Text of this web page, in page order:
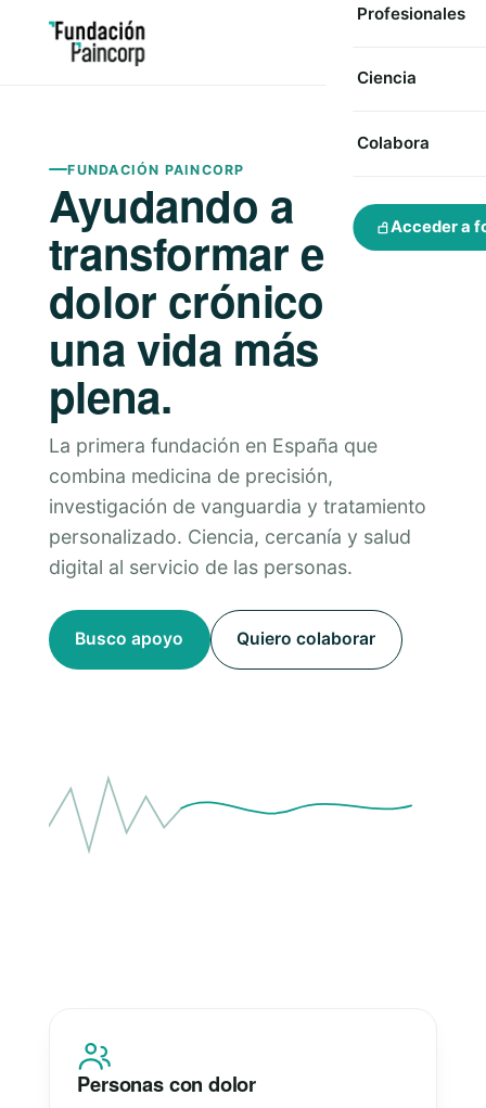
Profesionales
Ciencia
Colabora
Acceder a
FUNDACIÓN PAINCORP
Ayudando a
transformar el
dolor crónico en
una vida más
plena.
La primera fundación en España que
combina medicina de precisión,
investigación de vanguardia y tratamiento
personalizado. Ciencia, cercanía y salud
digital al servicio de las personas.
Busco apoyo Quiero colaborar
Personas con dolor